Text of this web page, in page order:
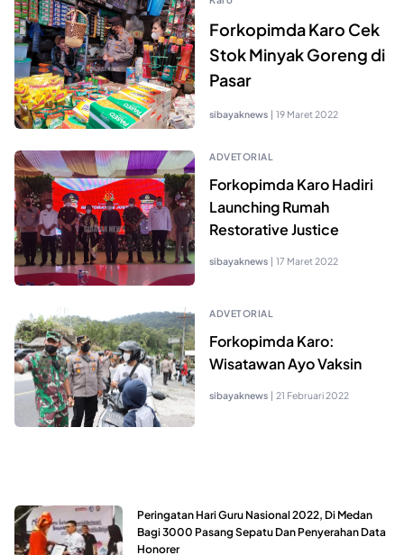
Forkopimda Karo Cek
Stok Minyak Goreng di
Pasar
sibayaknews | 19 Maret 2022
ADVETORIAL
Forkopimda Karo Hadiri
Launching Rumah
Restorative Justice
sibayaknews | 17 Maret 2022
ADVETORIAL
Forkopimda Karo:
Wisatawan Ayo Vaksin
sibayaknews | 21 Februari 2022
Peringatan Hari Guru Nasional 2022, Di Medan
Bagi 3000 Pasang Sepatu Dan Penyerahan Data
Honorer